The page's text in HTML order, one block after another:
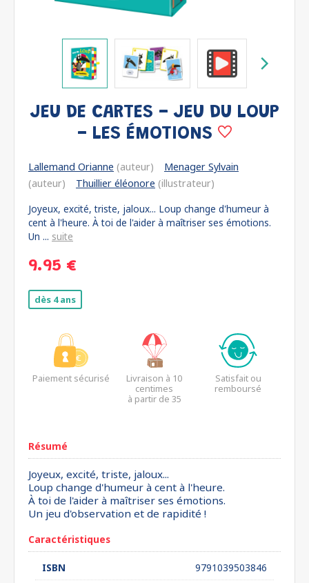
JEU DE CARTES - JEU DU LOUP
- LES ÉMOTIONS
Lallemand Orianne (auteur)
Menager Sylvain
(auteur)
Thuillier éléonore (illustrateur)
Joyeux, excité, triste, jaloux... Loup change d'humeur à
cent à l'heure. À toi de l'aider à maîtriser ses émotions.
Un ... suite
9.95 €
dès 4 ans
Paiement sécurisé
Livraison à 10
centimes
à partir de 35
Satisfait ou
remboursé
Résumé
Joyeux, excité, triste, jaloux...
Loup change d'humeur à cent à l'heure.
À toi de l'aider à maîtriser ses émotions.
Un jeu d'observation et de rapidité !
Caractéristiques
ISBN
9791039503846